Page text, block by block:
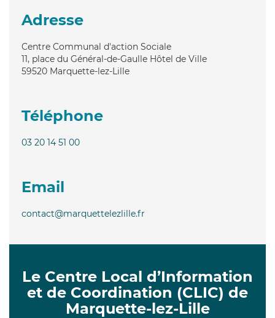
Adresse
Centre Communal d'action Sociale
11, place du Général-de-Gaulle Hôtel de Ville
59520 Marquette-lez-Lille
Téléphone
03 20 14 51 00
Email
contact@marquettelezlille.fr
Le Centre Local d’Information
et de Coordination (CLIC) de
Marquette-lez-Lille